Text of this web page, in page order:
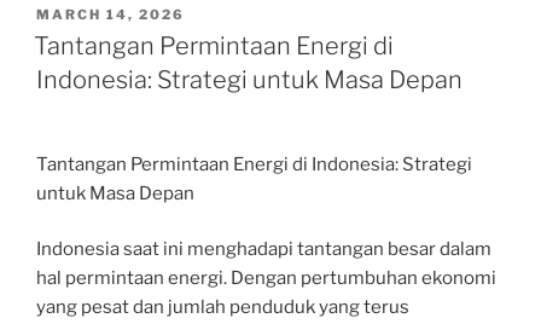
POSTED
ON
MARCH 14, 2026
Tantangan Permintaan Energi di
Indonesia: Strategi untuk Masa Depan
Tantangan Permintaan Energi di Indonesia: Strategi
untuk Masa Depan
Indonesia saat ini menghadapi tantangan besar dalam
hal permintaan energi. Dengan pertumbuhan ekonomi
yang pesat dan jumlah penduduk yang terus